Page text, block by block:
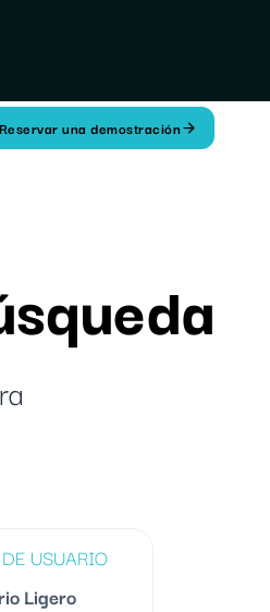
Reservar una demostración
USUARIO
Ligero